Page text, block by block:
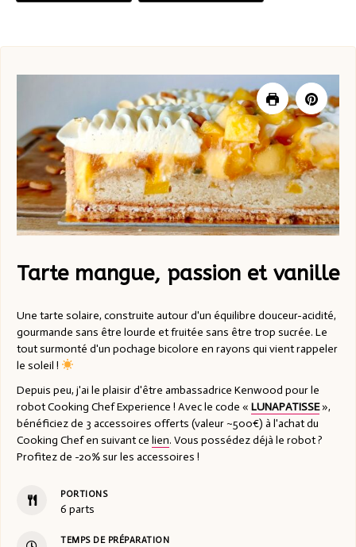
Tarte mangue, passion et vanille
Une tarte solaire, construite autour d'un équilibre douceur-acidité,
gourmande sans être lourde et fruitée sans être trop sucrée. Le
tout surmonté d'un pochage bicolore en rayons qui vient rappeler
le soleil !
Depuis peu, j'ai le plaisir d'être ambassadrice Kenwood pour le
robot Cooking Chef Experience ! Avec le code « LUNAPATISSE»,
bénéficiez de 3 accessoires offerts (valeur ~500€) à l'achat du
Cooking Chef en suivant ce lien. Vous possédez déjà le robot ?
Profitez de -20% sur les accessoires !
PORTIONS
6 parts
TEMPS DE PRÉPARATION